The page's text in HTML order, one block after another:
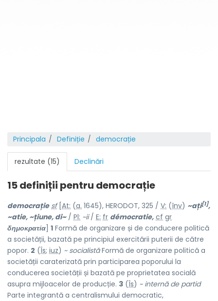
Principala Definiție democrație
rezultate (15) Declinări
15 definiții pentru democrație
democrație sf[ At: (a. 1645), HERODOT, 325 / V: (înv) ~ați[1],
~atie, ~țiune, di~/ Pl: ~ii/ E: fr démocratie, cf gr
δημοκρατία 1 Formă de organizare și de conducere politică
a societății, bazată pe principiul exercitării puterii de către
popor. 2 (Îs; iuz) ~ socialistăFormă de organizare politică a
societății caraterizată prin participarea poporului la
conducerea societății și bazată pe proprietatea socială
asupra mijloacelor de producție. 3 (Îs) ~ internă de partid
Parte integrantă a centralismului democratic,